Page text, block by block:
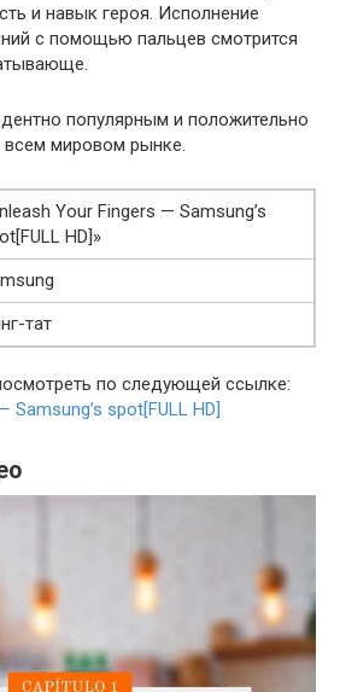
и навык героя. Исполнение
с помощью пальцев смотрится
популярным и положительно
всем мировом рынке.
Your Fingers — Samsung’s
HD]»
тат
по следующей ссылке:
Samsung’s spot[FULL HD]